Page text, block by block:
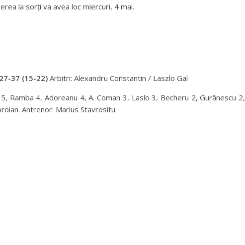
la sorți va avea loc miercuri, 4 mai.
27-37 (15-22) Arbitri: Alexandru Constantin / Laszlo Gal
Ramba 4, Adoreanu 4, A. Coman 3, Laslo 3, Becheru 2, Gurănescu 2,
Antrenor: Marius Stavrositu.